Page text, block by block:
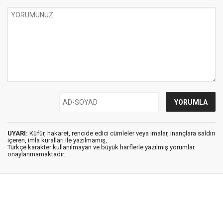
UYARI: Küfür, hakaret, rencide edici cümleler veya imalar, inançlara saldırı
içeren, imla kuralları ile yazılmamış,
Türkçe karakter kullanılmayan ve büyük harflerle yazılmış yorumlar
onaylanmamaktadır.